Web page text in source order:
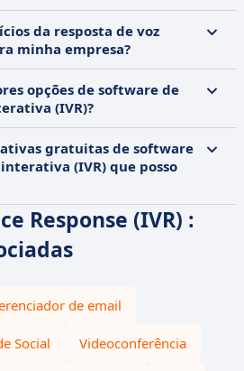
da resposta de voz
minha empresa?
opções de software de
(IVR)?
gratuitas de software
(IVR) que posso
Response (IVR) :
de email
Social Videoconferência